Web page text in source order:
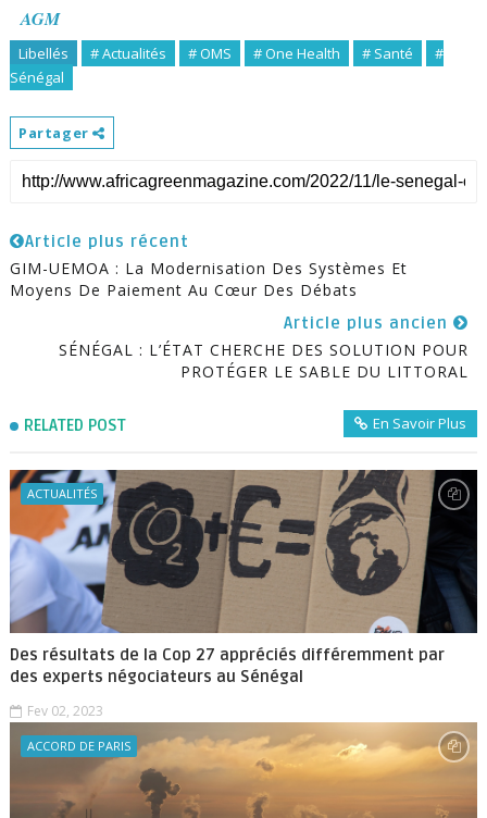
AGM
Libellés # Actualités # OMS # One Health # Santé
#
Sénégal
Partager
Article plus récent
GIM-UEMOA : La Modernisation Des Systèmes Et
Moyens De Paiement Au Cœur Des Débats
Article plus ancien
SÉNÉGAL : L’ÉTAT CHERCHE DES SOLUTION POUR
PROTÉGER LE SABLE DU LITTORAL
RELATED POST En Savoir Plus
ACTUALITÉS
Des résultats de la Cop 27 appréciés différemment par
des experts négociateurs au Sénégal
Fev 02, 2023
ACCORD DE PARIS